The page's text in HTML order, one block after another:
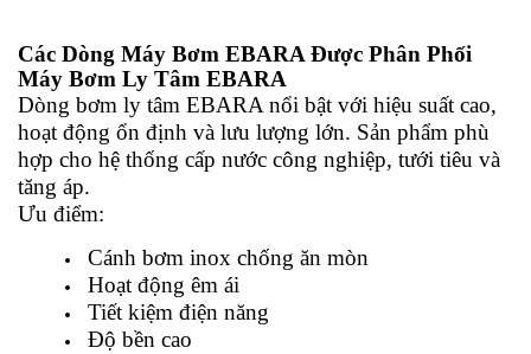
Các Dòng Máy Bơm EBARA Được Phân Phối
Máy Bơm Ly Tâm EBARA
Dòng bơm ly tâm EBARA nổi bật với hiệu suất cao,
hoạt động ổn định và lưu lượng lớn. Sản phẩm phù
hợp cho hệ thống cấp nước công nghiệp, tưới tiêu và
tăng áp.
Ưu điểm:
Cánh bơm inox chống ăn mòn
Hoạt động êm ái
Tiết kiệm điện năng
Độ bền cao